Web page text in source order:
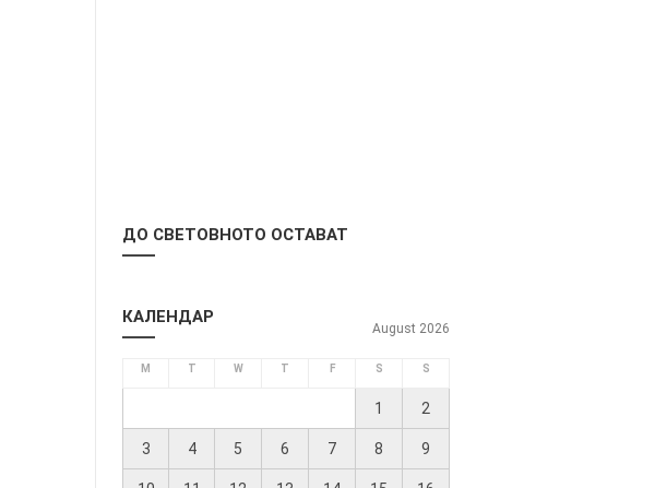
ДО СВЕТОВНОТО ОСТАВАТ
КАЛЕНДАР
August 2026
M T W T F S S
1 2
3 4 5 6 7 8 9